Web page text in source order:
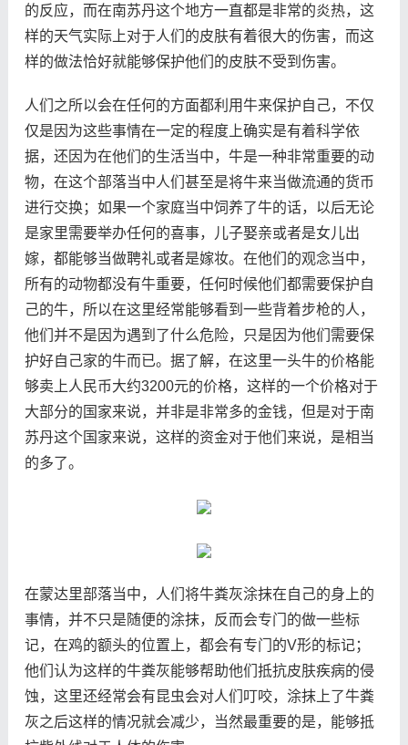
的反应，而在南苏丹这个地方一直都是非常的炎热，这
样的天气实际上对于人们的皮肤有着很大的伤害，而这
样的做法恰好就能够保护他们的皮肤不受到伤害。
人们之所以会在任何的方面都利用牛来保护自己，不仅
仅是因为这些事情在一定的程度上确实是有着科学依
据，还因为在他们的生活当中，牛是一种非常重要的动
物，在这个部落当中人们甚至是将牛来当做流通的货币
进行交换；如果一个家庭当中饲养了牛的话，以后无论
是家里需要举办任何的喜事，儿子娶亲或者是女儿出
嫁，都能够当做聘礼或者是嫁妆。在他们的观念当中，
所有的动物都没有牛重要，任何时候他们都需要保护自
己的牛，所以在这里经常能够看到一些背着步枪的人，
他们并不是因为遇到了什么危险，只是因为他们需要保
护好自己家的牛而已。据了解，在这里一头牛的价格能
够卖上人民币大约3200元的价格，这样的一个价格对于
大部分的国家来说，并非是非常多的金钱，但是对于南
苏丹这个国家来说，这样的资金对于他们来说，是相当
的多了。
在蒙达里部落当中，人们将牛粪灰涂抹在自己的身上的
事情，并不只是随便的涂抹，反而会专门的做一些标
记，在鸡的额头的位置上，都会有专门的V形的标记；
他们认为这样的牛粪灰能够帮助他们抵抗皮肤疾病的侵
蚀，这里还经常会有昆虫会对人们叮咬，涂抹上了牛粪
灰之后这样的情况就会减少，当然最重要的是，能够抵